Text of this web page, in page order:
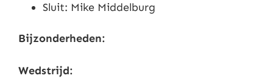
Sluit: Mike Middelburg
Bijzonderheden:
Wedstrijd: